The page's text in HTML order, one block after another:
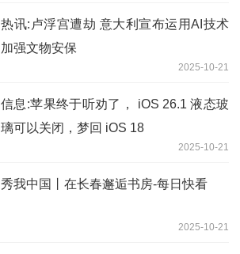
热讯:卢浮宫遭劫 意大利宣布运用AI技术
加强文物安保
2025-10-21
信息:苹果终于听劝了， iOS 26.1 液态玻
璃可以关闭，梦回 iOS 18
2025-10-21
秀我中国丨在长春邂逅书房-每日快看
2025-10-21